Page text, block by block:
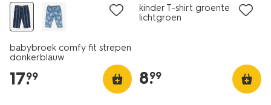
babybroek comfy fit strepen
donkerblauw
17.
99
kinder T-shirt groente
lichtgroen
8.
99